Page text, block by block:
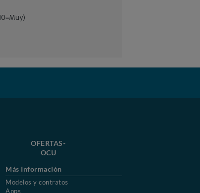
OFERTAS-
OCU
Más Información
Modelos y contratos
Apps